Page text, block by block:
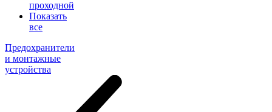
проходной
Показать
все
Предохранители
и монтажные
устройства